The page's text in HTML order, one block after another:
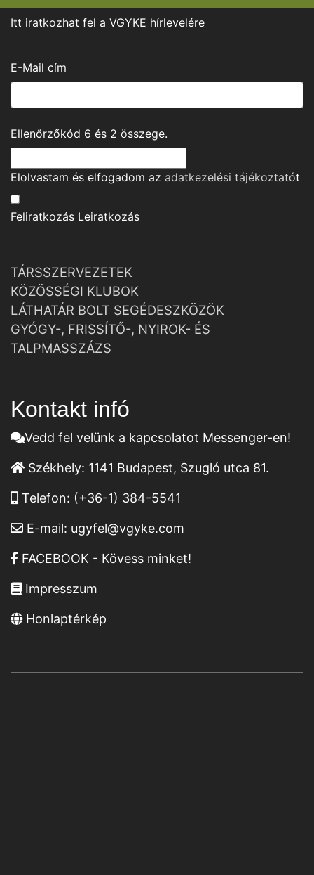
Itt iratkozhat fel a VGYKE hírlevelére
E-Mail cím
Ellenőrzőkód 6 és 2 összege.
Elolvastam és elfogadom az adatkezelési tájékoztatót
Feliratkozás Leiratkozás
TÁRSSZERVEZETEK
KÖZÖSSÉGI KLUBOK
LÁTHATÁR BOLT SEGÉDESZKÖZÖK
GYÓGY-, FRISSÍTŐ-, NYIROK- ÉS
TALPMASSZÁZS
Kontakt infó
Vedd fel velünk a kapcsolatot Messenger-en!
Székhely: 1141 Budapest, Szugló utca 81.
Telefon: (+36-1) 384-5541
E-mail: ugyfel@vgyke.com
FACEBOOK - Kövess minket!
Impresszum
Honlaptérkép